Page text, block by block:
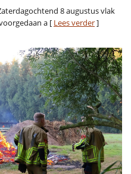
8 augustus vlak
a [ Lees verder]